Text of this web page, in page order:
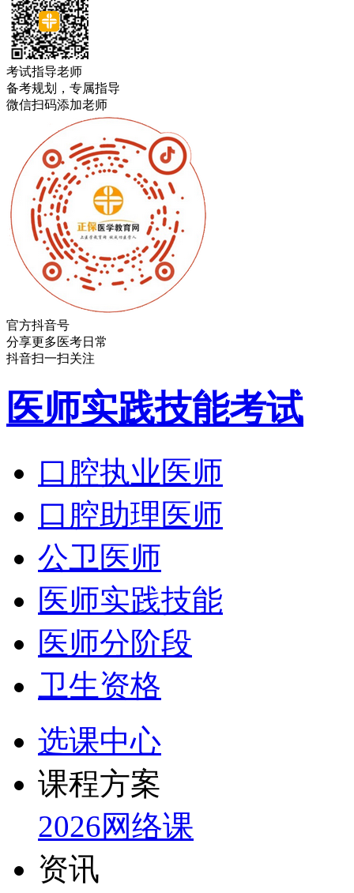
考试指导老师
备考规划，专属指导
微信扫码添加老师
官方抖音号
分享更多医考日常
抖音扫一扫关注
医师实践技能考试
口腔执业医师
口腔助理医师
公卫医师
医师实践技能
医师分阶段
卫生资格
选课中心
课程方案
2026网络课
资讯